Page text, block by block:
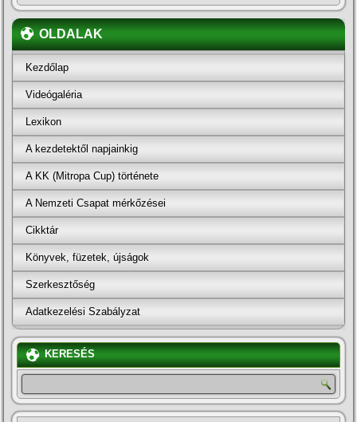
OLDALAK
Kezdőlap
Videógaléria
Lexikon
A kezdetektől napjainkig
A KK (Mitropa Cup) története
A Nemzeti Csapat mérkőzései
Cikktár
Könyvek, füzetek, újságok
Szerkesztőség
Adatkezelési Szabályzat
KERESÉS